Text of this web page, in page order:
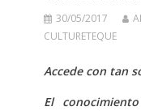
30/05/2017
CULTURETEQUE
Accede con tan
El